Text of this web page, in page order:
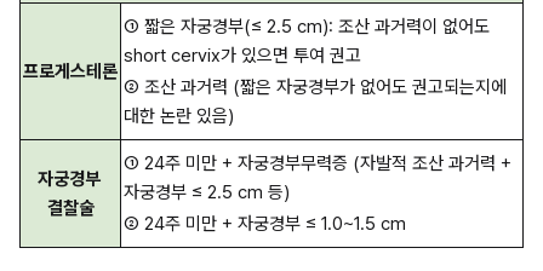
프로게스테론
① 짧은 자궁경부(≤ 2.5 cm): 조산 과거력이 없어도
short cervix가 있으면 투여 권고
② 조산 과거력 (짧은 자궁경부가 없어도 권고되는지에
대한 논란 있음)
자궁경부
결찰술
① 24주 미만 + 자궁경부무력증 (자발적 조산 과거력 +
자궁경부 ≤ 2.5 cm 등)
② 24주 미만 + 자궁경부 ≤ 1.0~1.5 cm